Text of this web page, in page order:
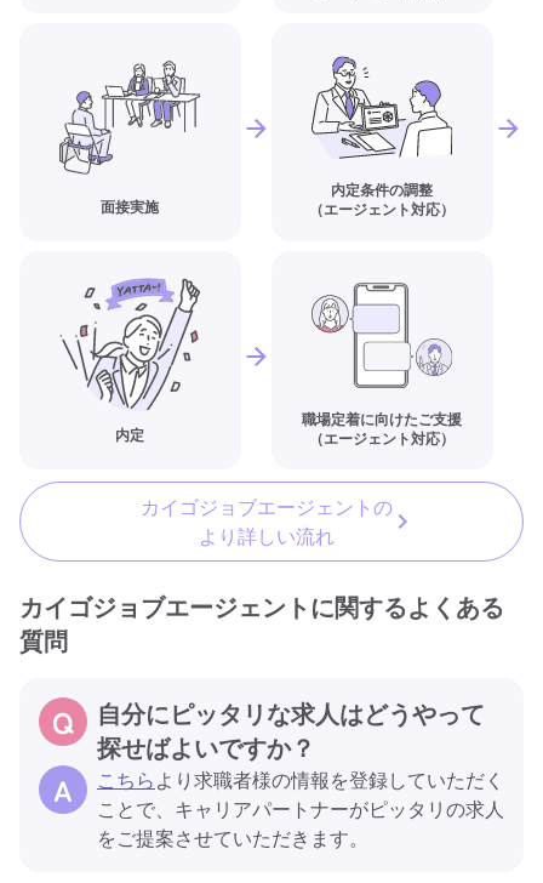
面接実施
内定条件の調整
（エージェント対応）
内定
職場定着に向けたご支援
（エージェント対応）
カイゴジョブエージェントの
より詳しい流れ
カイゴジョブエージェントに関するよくある
質問
自分にピッタリな求人はどうやって
探せばよいですか？
こちらより求職者様の情報を登録していただく
ことで、キャリアパートナーがピッタリの求人
をご提案させていただきます。